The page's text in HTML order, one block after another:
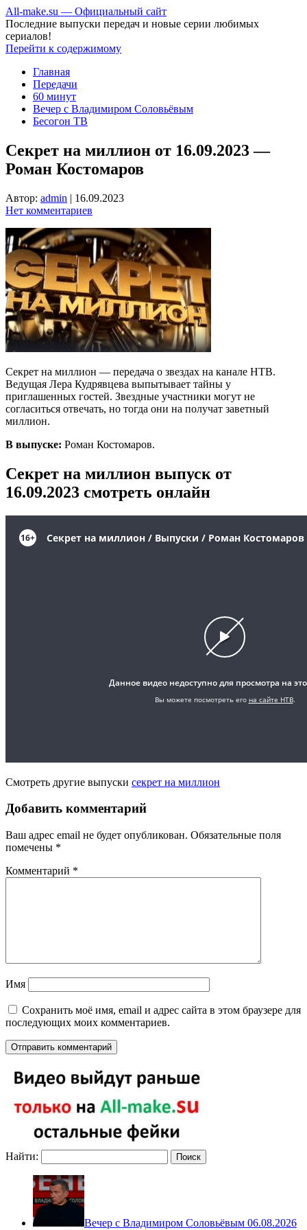
All-make.su — Официальный сайт
Последние выпуски передач и новые серии любимых
сериалов!
Перейти к содержимому
Главная
Передачи
60 минут
Вечер с Владимиром Соловьёвым
Бесогон ТВ
Секрет на миллион от 16.09.2023 —
Роман Костомаров
Автор: admin | 16.09.2023
Нет комментариев
Секрет на миллион — передача о звездах на канале НТВ.
Ведущая Лера Кудрявцева выпытывает тайны у
приглашенных гостей. Звездные участники могут не
согласиться отвечать, но тогда они на получат заветный
миллион.
В выпуске: Роман Костомаров.
Секрет на миллион выпуск от
16.09.2023 смотреть онлайн
Смотреть другие выпуски секрет на миллион
Добавить комментарий
Ваш адрес email не будет опубликован. Обязательные поля
помечены *
Комментарий *
Имя
Сохранить моё имя, email и адрес сайта в этом браузере для
последующих моих комментариев.
Найти:
Вечер с Владимиром Соловьёвым 06.08.2026